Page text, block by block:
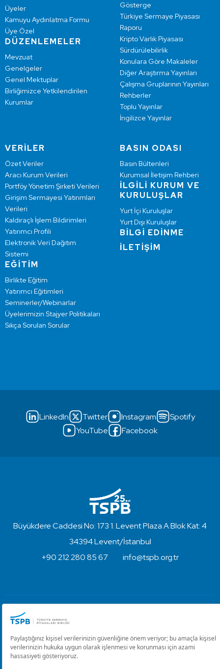
Üyeler
Kamuyu Aydınlatma Formu
Üye Özel
DÜZENLEMELER
Mevzuat
Genelgeler
Genel Mektuplar
Birliğimizce Yetkilendirilen
Kurumlar
Gösterge
Türkiye Sermaye Piyasası
Raporu
Kripto Varlık Piyasası
Sürdürülebilirlik
Konulara Göre Makaleler
Diğer Araştırma Yayınları
Çalışma Gruplarının Yayınları
Rehberler
Toplu Yayınlar
İngilizce Yayınlar
VERİLER
Özet Veriler
Aracı Kurum Verileri
Portföy Yönetim Şirketi Verileri
Girişim Sermayesi Yatırımları
Verileri
Kaldıraçlı İşlem Bildirimleri
Yatırımcı Profili
Elektronik Veri Dağıtım
Sistemi
EĞİTİM
Birlikte Eğitim
Yatırımcı Eğitimleri
Seminerler/Webinarlar
Üyelerimizin Stajyer Politikaları
Sıkça Sorulan Sorular
BASIN ODASI
Basın Bültenleri
Kurumsal İletişim Rehberi
İLGİLİ KURUM VE
KURULUŞLAR
Yurt İçi Kuruluşlar
Yurt Dışı Kuruluşlar
BİLGİ EDİNME
İLETİŞİM
LinkedIn Twitter Instagram
Spotify
YouTube
Facebook
Büyükdere Caddesi No: 173 1. Levent Plaza A Blok Kat: 4
34394 Levent/İstanbul
+90 212 280 85 67
info@tspb.org.tr
Kullanım Koşulları ve Gizlilik
Çerez Ayarlarını Düzenle